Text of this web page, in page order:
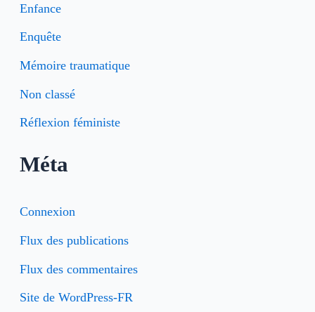
Enfance
Enquête
Mémoire traumatique
Non classé
Réflexion féministe
Méta
Connexion
Flux des publications
Flux des commentaires
Site de WordPress-FR